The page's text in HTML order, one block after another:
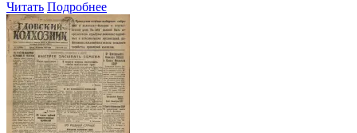
Читать Подробнее